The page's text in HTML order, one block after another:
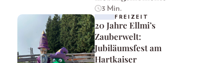
3 Min.
FREIZEIT
20 Jahre Ellmi’s
Zauberwelt:
Jubiläumsfest am
Hartkaiser